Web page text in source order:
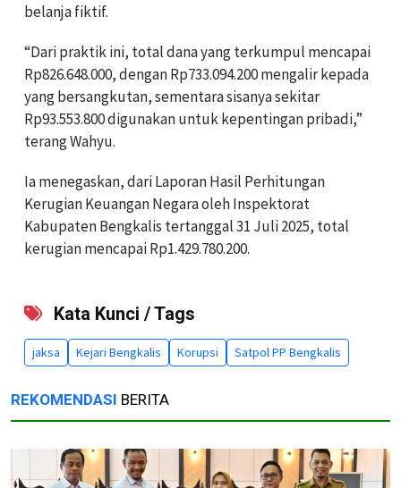
belanja fiktif.
“Dari praktik ini, total dana yang terkumpul mencapai
Rp826.648.000, dengan Rp733.094.200 mengalir kepada
yang bersangkutan, sementara sisanya sekitar
Rp93.553.800 digunakan untuk kepentingan pribadi,”
terang Wahyu.
Ia menegaskan, dari Laporan Hasil Perhitungan
Kerugian Keuangan Negara oleh Inspektorat
Kabupaten Bengkalis tertanggal 31 Juli 2025, total
kerugian mencapai Rp1.429.780.200.
Kata Kunci / Tags
jaksa Kejari Bengkalis Korupsi Satpol PP Bengkalis
REKOMENDASI BERITA